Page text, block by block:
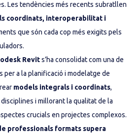
Les tendències més recents subratllen
coordinats, interoperabilitat i
que són cada cop més exigits pels
Revits’ha consolidat com una de
per a la planificació i modelatge de
models integrals i coordinats,
i millorant la qualitat de la
crucials en projectes complexos.
professionals formats supera